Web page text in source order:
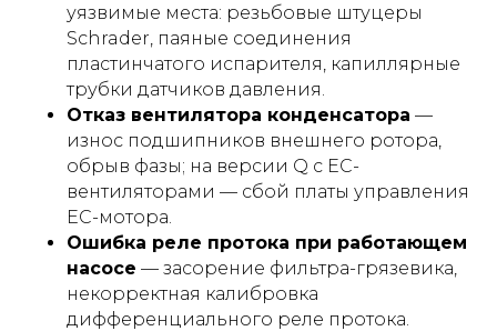
уязвимые места: резьбовые штуцеры
Schrader, паяные соединения
пластинчатого испарителя, капиллярные
трубки датчиков давления.
Отказ вентилятора конденсатора —
износ подшипников внешнего ротора,
обрыв фазы; на версии Q с EC-
вентиляторами — сбой платы управления
EC-мотора.
Ошибка реле протока при работающем
насосе — засорение фильтра-грязевика,
некорректная калибровка
дифференциального реле протока.